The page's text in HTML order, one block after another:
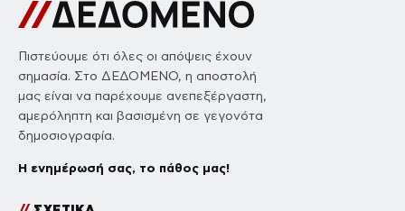
Πιστεύουμε ότι όλες οι απόψεις έχουν
σημασία. Στο ΔΕΔΟΜΕΝΟ, η αποστολή
μας είναι να παρέχουμε ανεπεξέργαστη,
αμερόληπτη και βασισμένη σε γεγονότα
δημοσιογραφία.
Η ενημέρωσή σας, το πάθος μας!